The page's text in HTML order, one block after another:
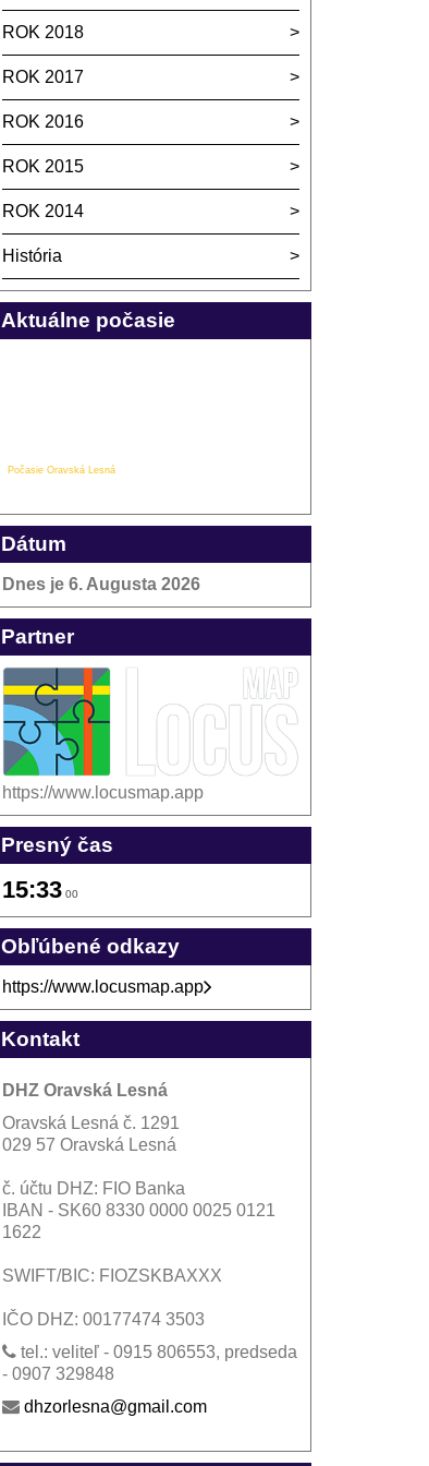
ROK 2018
ROK 2017
ROK 2016
ROK 2015
ROK 2014
História
Aktuálne počasie
Počasie Oravská Lesná
Dátum
Dnes je 6. Augusta 2026
Partner
https://www.locusmap.app
Presný čas
15:33 01
Obľúbené odkazy
https://www.locusmap.app
Kontakt
DHZ Oravská Lesná
Oravská Lesná č. 1291
029 57 Oravská Lesná
č. účtu DHZ: FIO Banka
IBAN - SK60 8330 0000 0025 0121
1622
SWIFT/BIC: FIOZSKBAXXX
IČO DHZ: 00177474 3503
tel.: veliteľ - 0915 806553, predseda
- 0907 329848
dhzorlesna@gmail.com